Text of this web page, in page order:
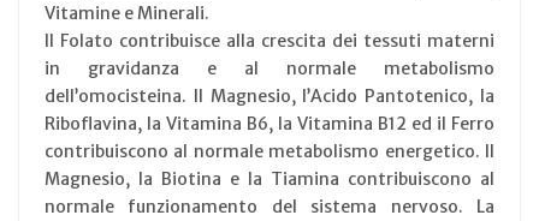
Vitamine e Minerali.
Il Folato contribuisce alla crescita dei tessuti materni
in gravidanza e al normale metabolismo
dell’omocisteina. Il Magnesio, l’Acido Pantotenico, la
Riboflavina, la Vitamina B6, la Vitamina B12 ed il Ferro
contribuiscono al normale metabolismo energetico. Il
Magnesio, la Biotina e la Tiamina contribuiscono al
normale funzionamento del sistema nervoso. La